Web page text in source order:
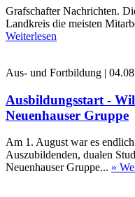
Grafschafter Nachrichten.
Landkreis die meisten
Weiterlesen
Aus- und Fortbildung |
Ausbildungsstart -
Neuenhauser Gruppe
Am 1. August war es
Auszubildenden, dualen
Neuenhauser Gruppe... »